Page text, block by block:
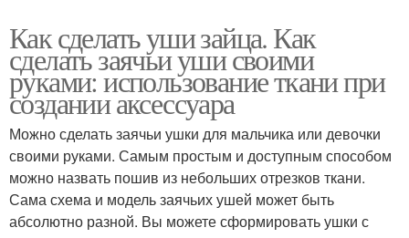
Как сделать уши зайца. Как
сделать заячьи уши своими
руками: использование ткани при
создании аксессуара
Можно сделать заячьи ушки для мальчика или девочки
своими руками. Самым простым и доступным способом
можно назвать пошив из небольших отрезков ткани.
Сама схема и модель заячьих ушей может быть
абсолютно разной. Вы можете сформировать ушки с